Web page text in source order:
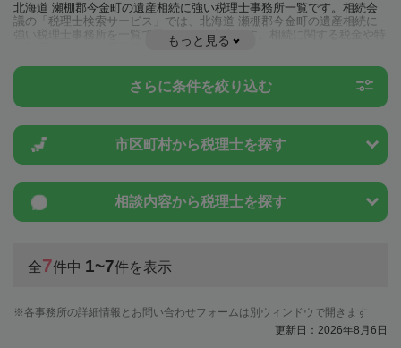
北海道 瀬棚郡今金町の遺産相続に強い税理士事務所一覧です。相続会
議の「税理士検索サービス」では、北海道 瀬棚郡今金町の遺産相続に
強い税理士事務所を一覧で見ることが出来ます。相続に関する税金や特
例制度のことは一度近隣の税理士に相談してみましょう。
もっと見る
さらに条件を絞り込む
市区町村から税理士を探す
相談内容から税理士を探す
全7件中 1~7件を表示
各事務所の詳細情報とお問い合わせフォームは別ウィンドウで開きます
更新日：2026年8月6日